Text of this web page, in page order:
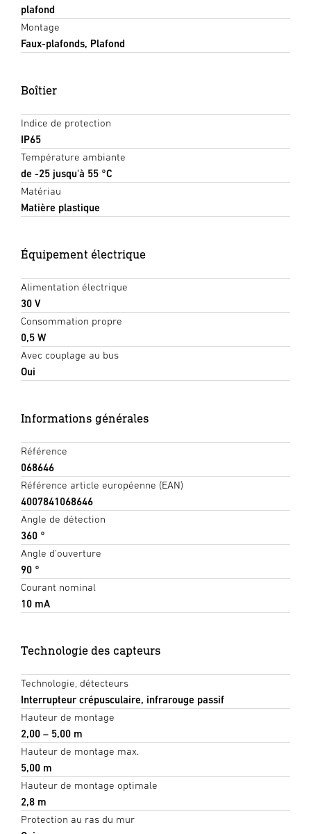
plafond
Montage
Faux-plafonds, Plafond
Boîtier
Indice de protection
IP65
Température ambiante
de -25 jusqu'à 55 °C
Matériau
Matière plastique
Équipement électrique
Alimentation électrique
30 V
Consommation propre
0,5 W
Avec couplage au bus
Oui
Informations générales
Référence
068646
Référence article européenne (EAN)
4007841068646
Angle de détection
360 °
Angle d'ouverture
90 °
Courant nominal
10 mA
Technologie des capteurs
Technologie, détecteurs
Interrupteur crépusculaire, infrarouge passif
Hauteur de montage
2,00 – 5,00 m
Hauteur de montage max.
5,00 m
Hauteur de montage optimale
2,8 m
Protection au ras du mur